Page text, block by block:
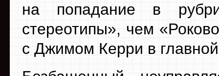
на попадание в
стереотипы», чем
с Джимом Керри в